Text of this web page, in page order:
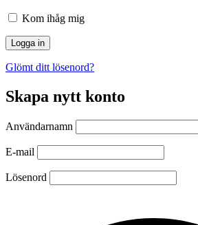
Kom ihåg mig
Glömt ditt lösenord?
Skapa nytt konto
Användarnamn
E-mail
Lösenord